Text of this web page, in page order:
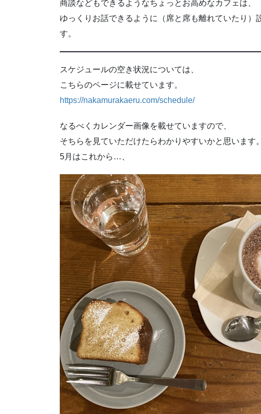
商談などもできるようなちょっとお高めなカフェは、
ゆっくりお話できるように（席と席も離れていたり）
す。
スケジュールの空き状況については、
こちらのページに載せています。
https://nakamurakaeru.com/schedule/
なるべくカレンダー画像を載せていますので、
そちらを見ていただけたらわかりやすいかと思います。
5月はこれから…、